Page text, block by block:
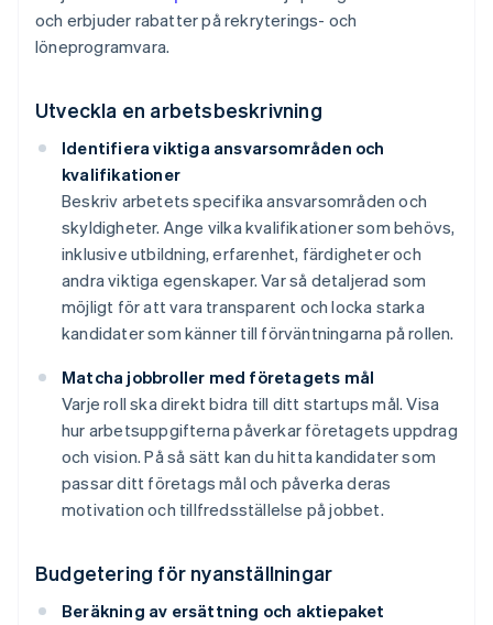
och erbjuder rabatter på rekryterings- och
löneprogramvara.
Utveckla en arbetsbeskrivning
Identifiera viktiga ansvarsområden och
kvalifikationer
Beskriv arbetets specifika ansvarsområden och
skyldigheter. Ange vilka kvalifikationer som behövs,
inklusive utbildning, erfarenhet, färdigheter och
andra viktiga egenskaper. Var så detaljerad som
möjligt för att vara transparent och locka starka
kandidater som känner till förväntningarna på rollen.
Matcha jobbroller med företagets mål
Varje roll ska direkt bidra till ditt startups mål. Visa
hur arbetsuppgifterna påverkar företagets uppdrag
och vision. På så sätt kan du hitta kandidater som
passar ditt företags mål och påverka deras
motivation och tillfredsställelse på jobbet.
Budgetering för nyanställningar
Beräkning av ersättning och aktiepaket